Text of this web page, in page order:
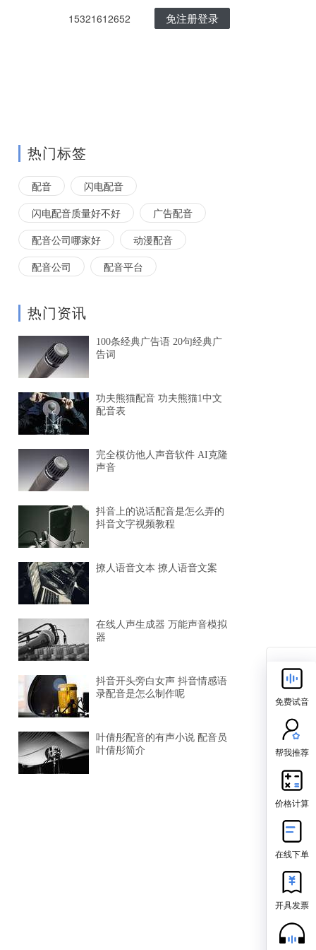
15321612652 免注册登录
热门标签
配音
闪电配音
闪电配音质量好不好
广告配音
配音公司哪家好
动漫配音
配音公司
配音平台
热门资讯
100条经典广告语 20句经典广
告词
功夫熊猫配音 功夫熊猫1中文
配音表
完全模仿他人声音软件 AI克隆
声音
抖音上的说话配音是怎么弄的
抖音文字视频教程
撩人语音文本 撩人语音文案
在线人声生成器 万能声音模拟
器
抖音开头旁白女声 抖音情感语
录配音是怎么制作呢
叶倩彤配音的有声小说 配音员
叶倩彤简介
免费试音
帮我推荐
价格计算
在线下单
开具发票